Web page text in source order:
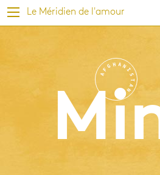
Le Méridien de l'amour
A
F
G H A N
I
S
T
A
N